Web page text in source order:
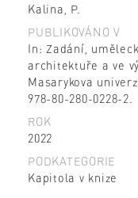
Kalina, P.
PUBLIKOVÁNO V
In: Zadání,
architektuře a ve
Masarykova
978-80-280-0228-2.
ROK
2022
PODKATEGORIE
Kapitola v knize